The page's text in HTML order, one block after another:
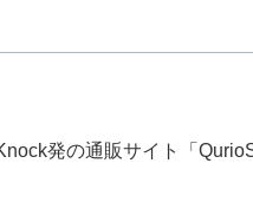
発の通販サイト「